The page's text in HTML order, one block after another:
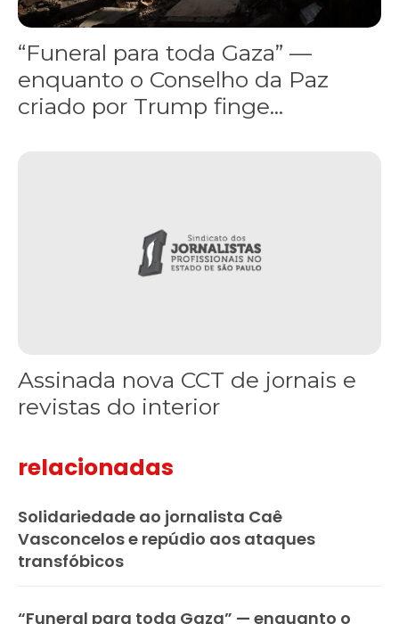
“Funeral para toda Gaza” —
enquanto o Conselho da Paz
criado por Trump finge...
Assinada nova CCT de jornais e
revistas do interior
relacionadas
Solidariedade ao jornalista Caê
Vasconcelos e repúdio aos ataques
transfóbicos
“Funeral para toda Gaza” — enquanto o